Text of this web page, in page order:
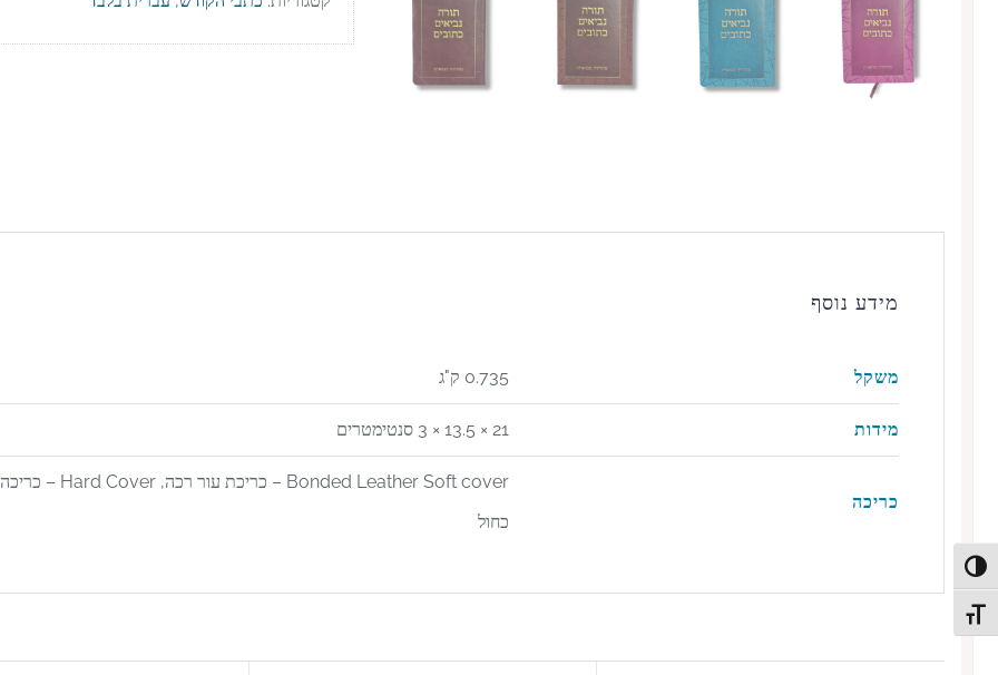
Toggle High Contrast
Toggle Font size
מידע נוסף
משקל 0.735 ק"ג
מידות 21 × 13.5 × 3 סנטימטרים
כריכה
כחול